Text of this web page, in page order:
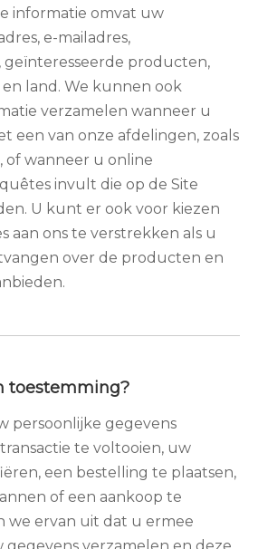
informatie omvat uw
e-mailadres,
producten,
land. We kunnen ook
verzamelen wanneer u
een van onze afdelingen, zoals
of wanneer u online
invult die op de Site
U kunt er ook voor kiezen
aan ons te verstrekken als u
over de producten en
toestemming?
persoonlijke gegevens
te voltooien, uw
een bestelling te plaatsen,
of een aankoop te
we ervan uit dat u ermee
verzamelen en deze